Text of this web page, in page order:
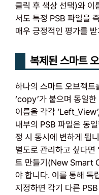
클릭 후 색상 선택)와 이
서도 특정 PSB 파일을
매우 긍정적인 평가를
복제된 스마트
하나의 스마트 오브젝
‘copy’가 붙으며 동일
이름을 각각
내부의 PSB 파일은 동
정 시 동시에 변하게 됩
별도로 관리하고 싶다면
트 만들기(New Smart
야 합니다. 이를 통해 독
지정하면 각기 다른